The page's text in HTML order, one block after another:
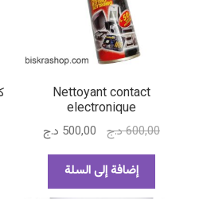
Nettoyant contact
electronique
600,00د.ج
السعر
الأصلي
هو:
600,00 د.ج.
500,00 د.جالسعر
إضافة إلى السلة